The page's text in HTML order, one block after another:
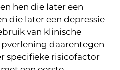
hen die later een
die later een depressie
van klinische
daarentegen
specifieke risicofactor